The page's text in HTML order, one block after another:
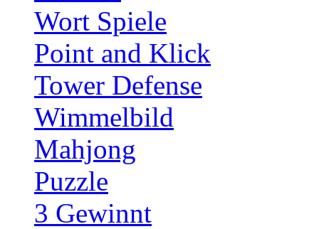
Wort Spiele
Point and Klick
Tower Defense
Wimmelbild
Mahjong
Puzzle
3 Gewinnt